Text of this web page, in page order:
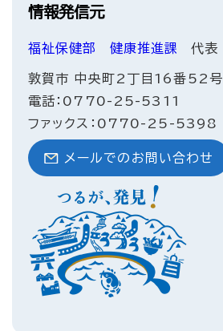
情報発信元
福祉保健部 健康推進課 代表
敦賀市 中央町2丁目16番52号
電話：0770-25-5311
ファックス：0770-25-5398
メールでのお問い合わせ